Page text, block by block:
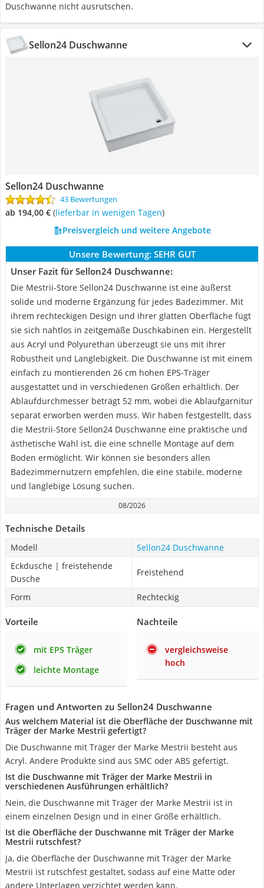
Duschwanne nicht ausrutschen.
Sellon24 Duschwanne
Sellon24 Duschwanne
43 Bewertungen
ab 194,00 € ( Lieferbar in wenigen Tagen)
Preisvergleich und weitere Angebote
Unsere Bewertung: SEHR GUT
Unser Fazit für Sellon24 Duschwanne:
Die Mestrii-Store Sellon24 Duschwanne ist eine äußerst
solide und moderne Ergänzung für jedes Badezimmer. Mit
ihrem rechteckigen Design und ihrer glatten Oberfläche fügt
sie sich nahtlos in zeitgemäße Duschkabinen ein. Hergestellt
aus Acryl und Polyurethan überzeugt sie uns mit ihrer
Robustheit und Langlebigkeit. Die Duschwanne ist mit einem
einfach zu montierenden 26 cm hohen EPS-Träger
ausgestattet und in verschiedenen Größen erhältlich. Der
Ablaufdurchmesser beträgt 52 mm, wobei die Ablaufgarnitur
separat erworben werden muss. Wir haben festgestellt, dass
die Mestrii-Store Sellon24 Duschwanne eine praktische und
ästhetische Wahl ist, die eine schnelle Montage auf dem
Boden ermöglicht. Wir können sie besonders allen
Badezimmernutzern empfehlen, die eine stabile, moderne
und langlebige Lösung suchen.
08/2026
Technische Details
Modell
Sellon24 Duschwanne
Eckdusche | freistehende
Dusche
Freistehend
Form Rechteckig
Vorteile
mit EPS Träger
leichte Montage
Nachteile
vergleichsweise
hoch
Fragen und Antworten zu Sellon24 Duschwanne
Aus welchem Material ist die Oberfläche der Duschwanne mit
Träger der Marke Mestrii gefertigt?
Die Duschwanne mit Träger der Marke Mestrii besteht aus
Acryl. Andere Produkte sind aus SMC oder ABS gefertigt.
Ist die Duschwanne mit Träger der Marke Mestrii in
verschiedenen Ausführungen erhältlich?
Nein, die Duschwanne mit Träger der Marke Mestrii ist in
einem einzelnen Design und in einer Größe erhältlich.
Ist die Oberfläche der Duschwanne mit Träger der Marke
Mestrii rutschfest?
Ja, die Oberfläche der Duschwanne mit Träger der Marke
Mestrii ist rutschfest gestaltet, sodass auf eine Matte oder
andere Unterlagen verzichtet werden kann.